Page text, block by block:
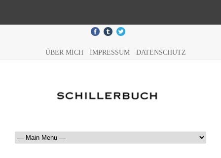
ÜBER MICH IMPRESSUM DATENSCHUTZ